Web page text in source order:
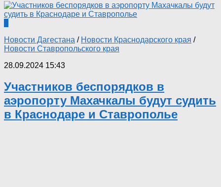
Новости Дагестана / Новости Краснодарского края /
Новости Ставропольского края
28.09.2024 15:43
Участников беспорядков в
аэропорту Махачкалы будут судить
в Краснодаре и Ставрополье